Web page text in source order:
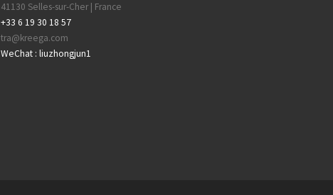
41130 Selles-sur-Cher | France
+33 6 19 30 18 57
tra@kreega.com
WeChat : liuzhongjun1